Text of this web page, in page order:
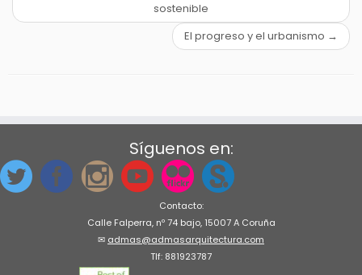
sostenible
El progreso y el urbanismo →
Síguenos en:
Contacto:
Calle Falperra, nº 74 bajo, 15007 A Coruña
✉ admas@admasarquitectura.com
Tlf: 881923787